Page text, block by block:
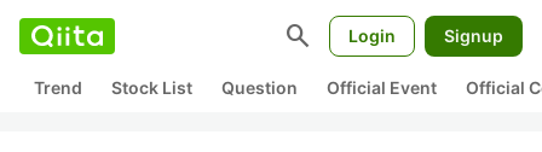
search Login Signup
Trend Stock List Question Official Event Official